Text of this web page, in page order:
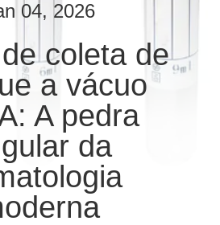
04, 2026
coleta de
a vácuo
A pedra
da